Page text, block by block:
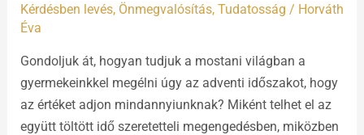
Kérdésben levés, Önmegvalósítás, Tudatosság / Horváth
Éva
Gondoljuk át, hogyan tudjuk a mostani világban a
gyermekeinkkel megélni úgy az adventi időszakot, hogy
az értéket adjon mindannyiunknak? Miként telhet el az
együtt töltött idő szeretetteli megengedésben, miközben